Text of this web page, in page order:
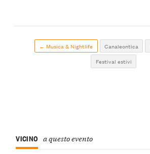
← Musica & Nightlife Canaleontica
Festival estivi
VICINO a questo evento